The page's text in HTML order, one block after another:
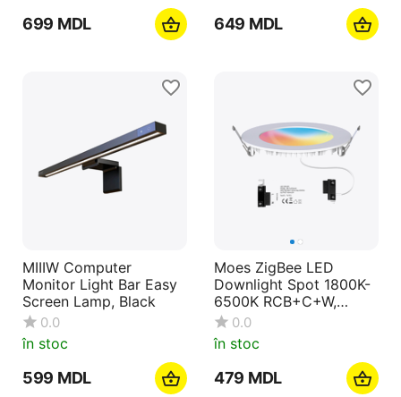
‍699‍ MDL ‍649‍ MDL
MIIIW Computer
Monitor Light Bar Easy
Screen Lamp, Black
0.0
în stoc
‍599‍ MDL
Moes ZigBee LED
Downlight Spot 1800K-
6500K RCB+C+W,
420lm, Beam Angle
120°, 6W
0.0
în stoc
‍479‍ MDL